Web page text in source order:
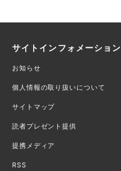
サイトインフォメーション
お知らせ
個人情報の取り扱いについて
サイトマップ
読者プレゼント提供
提携メディア
RSS